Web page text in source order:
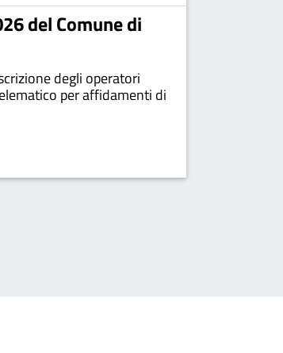
del Comune di
degli operatori
per affidamenti di